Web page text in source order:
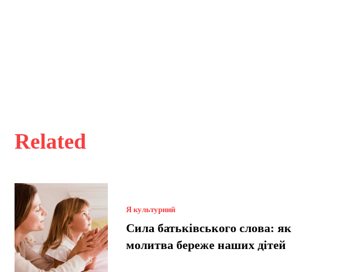
Related
Я культурний
Сила батьківського слова: як
молитва береже наших дітей